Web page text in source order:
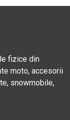
fizice din
moto, accesorii
snowmobile,